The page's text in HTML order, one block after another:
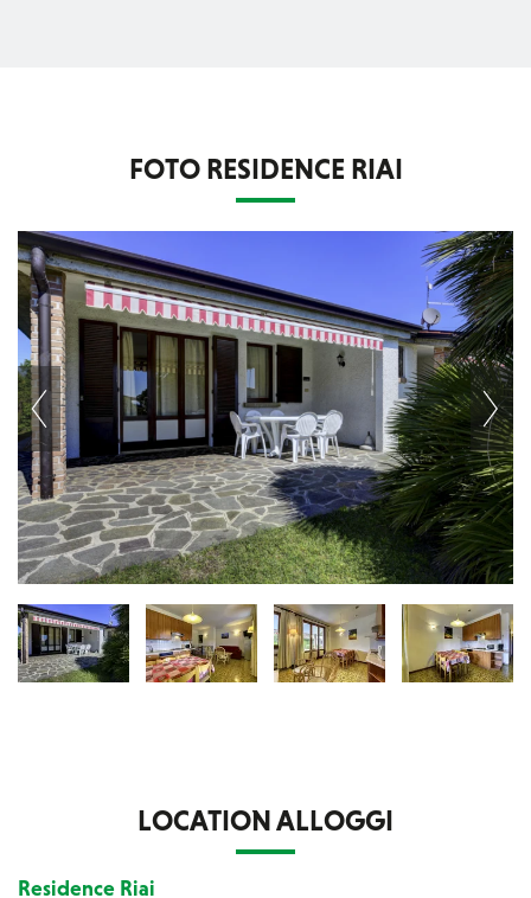
FOTO RESIDENCE RIAI
Next
LOCATION ALLOGGI
Residence Riai